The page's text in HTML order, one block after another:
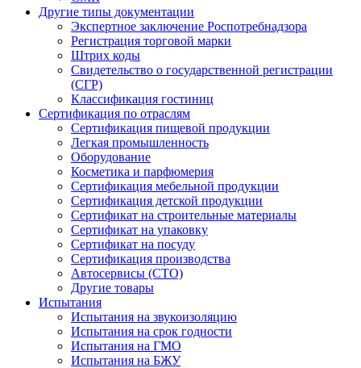
Другие типы документации
Экспертное заключение Роспотребнадзора
Регистрация торговой марки
Штрих коды
Свидетельство о государственной регистрации
(СГР)
Классификация гостиниц
Сертификация по отраслям
Сертификация пищевой продукции
Легкая промышленность
Оборудование
Косметика и парфюмерия
Сертификация мебельной продукции
Сертификация детской продукции
Сертификат на строительные материалы
Сертификат на упаковку
Сертификат на посуду
Сертификация производства
Автосервисы (СТО)
Другие товары
Испытания
Испытания на звукоизоляцию
Испытания на срок годности
Испытания на ГМО
Испытания на БЖУ